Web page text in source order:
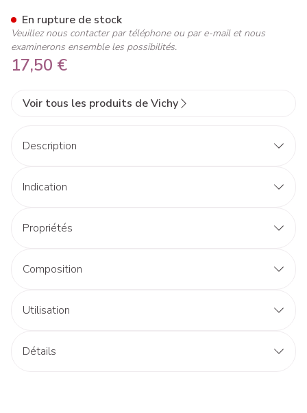
17,50 €
En rupture de stock
Veuillez nous contacter par téléphone ou par e-mail et nous
examinerons ensemble les possibilités.
Voir tous les produits de Vichy
Description
Indication
Propriétés
Composition
Utilisation
Détails